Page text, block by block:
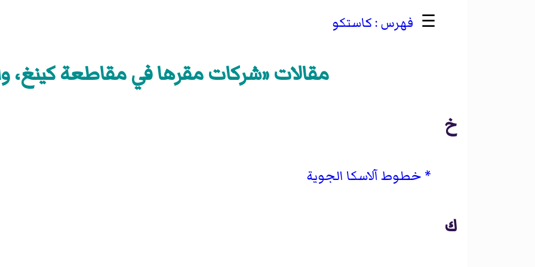
☰ كاستكو
مقالات «شركات مقرها في مقاطعة كينغ،
خ
خطوط آلاسكا الجوية
ك